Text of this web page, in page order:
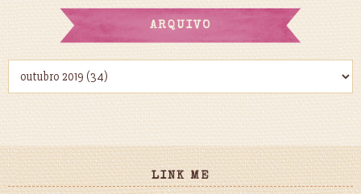
ARQUIVO
LINK ME